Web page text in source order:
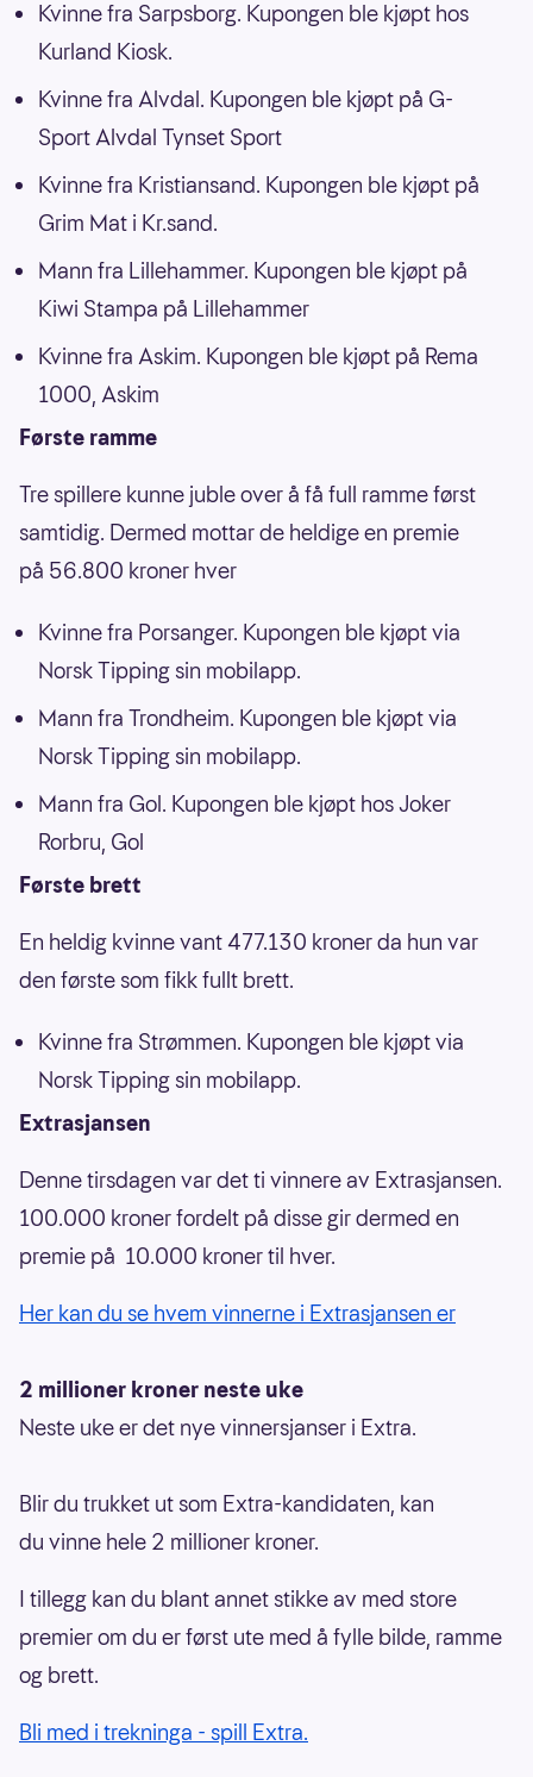
Kvinne fra Sarpsborg. Kupongen ble kjøpt hos
Kurland Kiosk.
Kvinne fra Alvdal. Kupongen ble kjøpt på G-
Sport Alvdal Tynset Sport
Kvinne fra Kristiansand. Kupongen ble kjøpt på
Grim Mat i Kr.sand.
Mann fra Lillehammer. Kupongen ble kjøpt på
Kiwi Stampa på Lillehammer
Kvinne fra Askim. Kupongen ble kjøpt på Rema
1000, Askim
Første ramme
Tre spillere kunne juble over å få full ramme først
samtidig. Dermed mottar de heldige en premie
på 56.800 kroner hver
Kvinne fra Porsanger. Kupongen ble kjøpt via
Norsk Tipping sin mobilapp.
Mann fra Trondheim. Kupongen ble kjøpt via
Norsk Tipping sin mobilapp.
Mann fra Gol. Kupongen ble kjøpt hos Joker
Rorbru, Gol
Første brett
En heldig kvinne vant 477.130 kroner da hun var
den første som fikk fullt brett.
Kvinne fra Strømmen. Kupongen ble kjøpt via
Norsk Tipping sin mobilapp.
Extrasjansen
Denne tirsdagen var det ti vinnere av Extrasjansen.
100.000 kroner fordelt på disse gir dermed en
premie på 10.000 kroner til hver.
Her kan du se hvem vinnerne i Extrasjansen er
2 millioner kroner neste uke
Neste uke er det nye vinnersjanser i Extra.
Blir du trukket ut som Extra-kandidaten, kan
du vinne hele 2 millioner kroner.
I tillegg kan du blant annet stikke av med store
premier om du er først ute med å fylle bilde, ramme
og brett.
Bli med i trekninga - spill Extra.